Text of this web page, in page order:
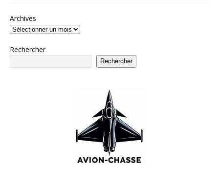
Archives
Rechercher
Rechercher